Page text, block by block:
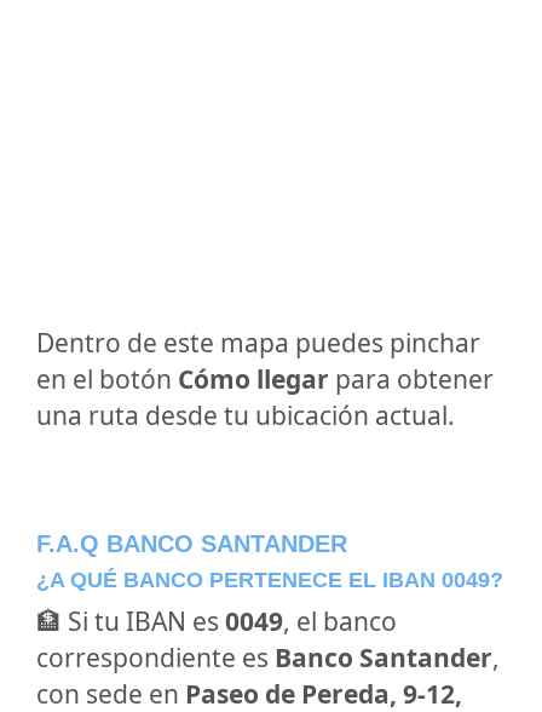
Dentro de este mapa puedes pinchar
en el botón Cómo llegar para obtener
una ruta desde tu ubicación actual.
F.A.Q BANCO SANTANDER
¿A QUÉ BANCO PERTENECE EL IBAN 0049?
🏦 Si tu IBAN es 0049, el banco
correspondiente es Banco Santander,
con sede en Paseo de Pereda, 9-12,